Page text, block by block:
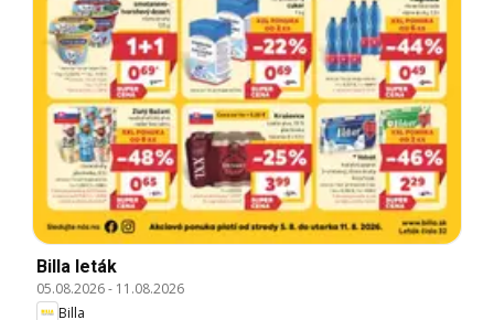
Billa leták
05.08.2026- 11.08.2026
Billa